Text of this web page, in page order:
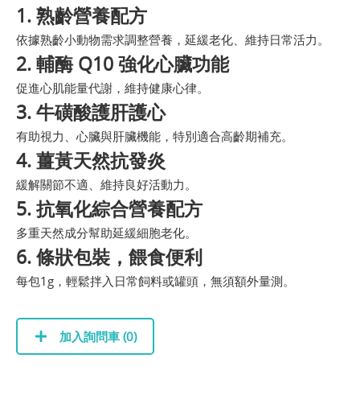
1. 熟齡營養配方
依據熟齡小動物需求調整營養，延緩老化、維持日常活力。
2. 輔酶 Q10 強化心臟功能
促進心肌能量代謝，維持健康心律。
3. 牛磺酸護肝護心
有助視力、心臟與肝臟機能，特別適合高齡期補充。
4. 薑黃天然抗發炎
緩解關節不適、維持良好活動力。
5. 抗氧化綜合營養配方
多重天然成分幫助延緩細胞老化。
6. 條狀包裝，餵食便利
每包1g，輕鬆拌入日常飼料或罐頭，無須額外量測。
加入詢問車 (0)